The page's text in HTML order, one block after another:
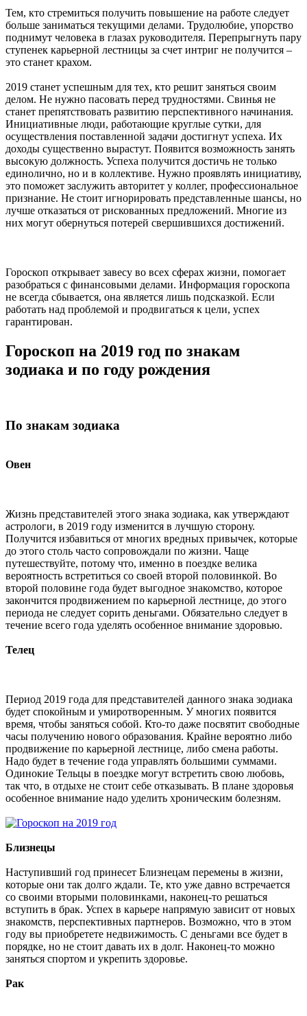
Тем, кто стремиться получить повышение на работе следует
больше заниматься текущими делами. Трудолюбие, упорство
поднимут человека в глазах руководителя. Перепрыгнуть пару
ступенек карьерной лестницы за счет интриг не получится –
это станет крахом.
2019 станет успешным для тех, кто решит заняться своим
делом. Не нужно пасовать перед трудностями. Свинья не
станет препятствовать развитию перспективного начинания.
Инициативные люди, работающие круглые сутки, для
осуществления поставленной задачи достигнут успеха. Их
доходы существенно вырастут. Появится возможность занять
высокую должность. Успеха получится достичь не только
единолично, но и в коллективе. Нужно проявлять инициативу,
это поможет заслужить авторитет у коллег, профессиональное
признание. Не стоит игнорировать представленные шансы, но
лучше отказаться от рискованных предложений. Многие из
них могут обернуться потерей свершившихся достижений.
Гороскоп открывает завесу во всех сферах жизни, помогает
разобраться с финансовыми делами. Информация гороскопа
не всегда сбывается, она является лишь подсказкой. Если
работать над проблемой и продвигаться к цели, успех
гарантирован.
Гороскоп на 2019 год по знакам
зодиака и по году рождения
По знакам зодиака
Овен
Жизнь представителей этого знака зодиака, как утверждают
астрологи, в 2019 году изменится в лучшую сторону.
Получится избавиться от многих вредных привычек, которые
до этого столь часто сопровождали по жизни. Чаще
путешествуйте, потому что, именно в поездке велика
вероятность встретиться со своей второй половинкой. Во
второй половине года будет выгодное знакомство, которое
закончится продвижением по карьерной лестнице, до этого
периода не следует сорить деньгами. Обязательно следует в
течение всего года уделять особенное внимание здоровью.
Телец
Период 2019 года для представителей данного знака зодиака
будет спокойным и умиротворенным. У многих появится
время, чтобы заняться собой. Кто-то даже посвятит свободные
часы получению нового образования. Крайне вероятно либо
продвижение по карьерной лестнице, либо смена работы.
Надо будет в течение года управлять большими суммами.
Одинокие Тельцы в поездке могут встретить свою любовь,
так что, в отдыхе не стоит себе отказывать. В плане здоровья
особенное внимание надо уделить хроническим болезням.
Близнецы
Наступивший год принесет Близнецам перемены в жизни,
которые они так долго ждали. Те, кто уже давно встречается
со своими вторыми половинками, наконец-то решаться
вступить в брак. Успех в карьере напрямую зависит от новых
знакомств, перспективных партнеров. Возможно, что в этом
году вы приобретете недвижимость. С деньгами все будет в
порядке, но не стоит давать их в долг. Наконец-то можно
заняться спортом и укрепить здоровье.
Рак